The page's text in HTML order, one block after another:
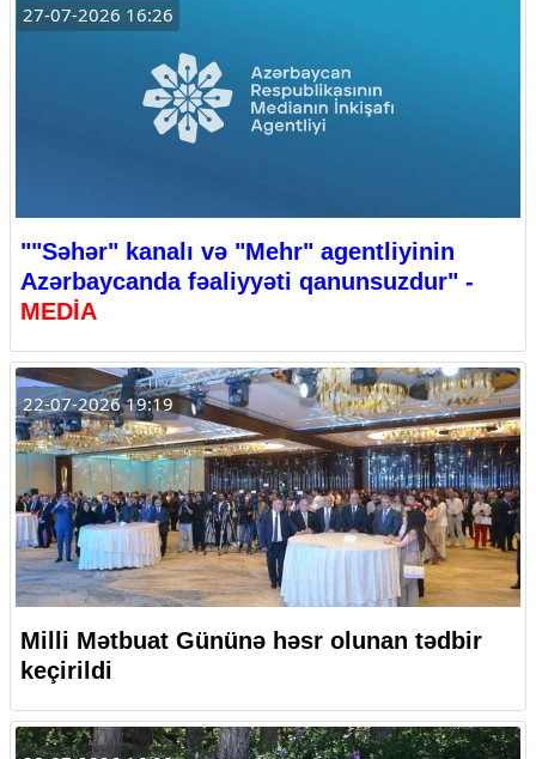
27-07-2026 16:26
""Səhər" kanalı və "Mehr" agentliyinin
Azərbaycanda fəaliyyəti qanunsuzdur" -
MEDİA
22-07-2026 19:19
Milli Mətbuat Gününə həsr olunan tədbir
keçirildi